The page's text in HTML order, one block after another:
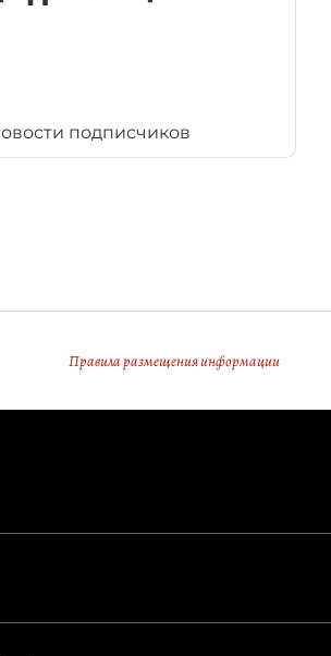
подписчиков
Правила размещения информации